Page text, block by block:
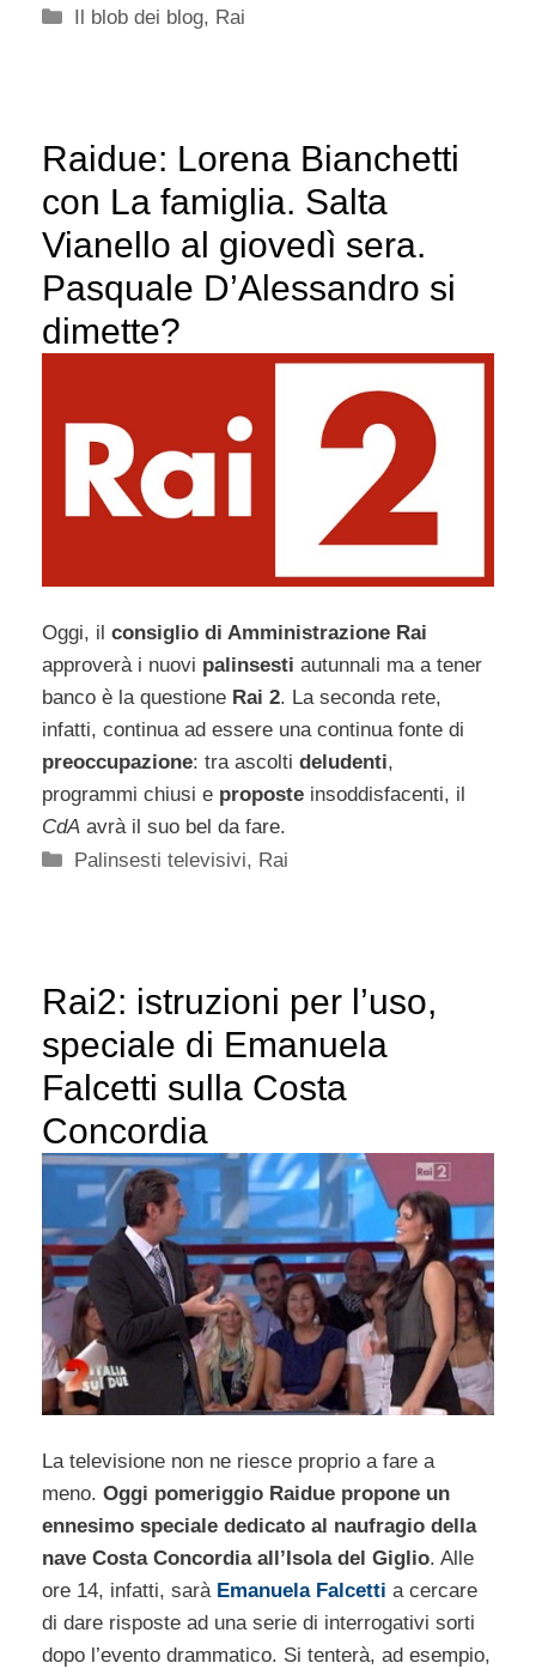
Categorie
Il blob dei blog, Rai
Raidue: Lorena Bianchetti
con La famiglia. Salta
Vianello al giovedì sera.
Pasquale D’Alessandro si
dimette?
Oggi, il consiglio di Amministrazione Rai
approverà i nuovi palinsesti autunnali ma a tener
banco è la questione Rai 2. La seconda rete,
infatti, continua ad essere una continua fonte di
preoccupazione: tra ascolti deludenti,
programmi chiusi e proposte insoddisfacenti, il
CdA avrà il suo bel da fare.
Categorie
Palinsesti televisivi, Rai
Rai2: istruzioni per l’uso,
speciale di Emanuela
Falcetti sulla Costa
Concordia
La televisione non ne riesce proprio a fare a
meno. Oggi pomeriggio Raidue propone un
ennesimo speciale dedicato al naufragio della
nave Costa Concordia all’Isola del Giglio. Alle
ore 14, infatti, saràEmanuela Falcetti a cercare
di dare risposte ad una serie di interrogativi sorti
dopo l’evento drammatico. Si tenterà, ad esempio,